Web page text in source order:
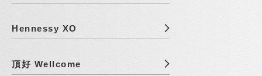
Hennessy XO
頂好 Wellcome